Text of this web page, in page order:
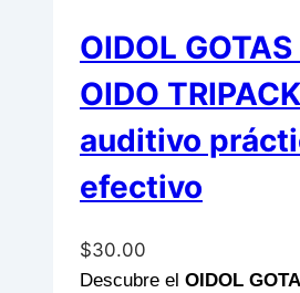
OIDOL
OIDO
auditivo
efectivo
$30.00
Descubre el OIDOL